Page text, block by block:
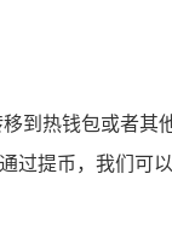
到热钱包或者其
过提币，我们可